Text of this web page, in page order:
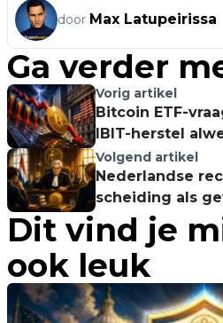
door Max Latupeirissa
Ga verder
Vorig artikel
Bitcoin ETF-
IBIT-herstel
Volgend artikel
Nederlandse
scheiding als
Dit vind je
ook leuk